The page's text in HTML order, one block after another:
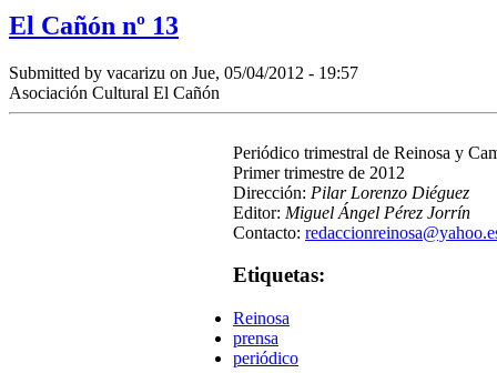
El Cañón nº 13
Submitted by vacarizu on Jue, 05/04/2012 - 19:57
Asociación Cultural El Cañón
Periódico trimestral de Reinosa y
Primer trimestre de 2012
Dirección: Pilar Lorenzo Diéguez
Editor: Miguel Ángel Pérez Jorrín
Contacto:
Etiquetas:
Reinosa
prensa
periódico